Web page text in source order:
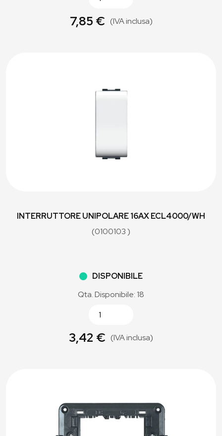
7,85 € (IVA inclusa)
INTERRUTTORE UNIPOLARE 16AX ECL4000/WH
(0100103 )
DISPONIBILE
Qta. Disponibile: 18
3,42 € (IVA inclusa)